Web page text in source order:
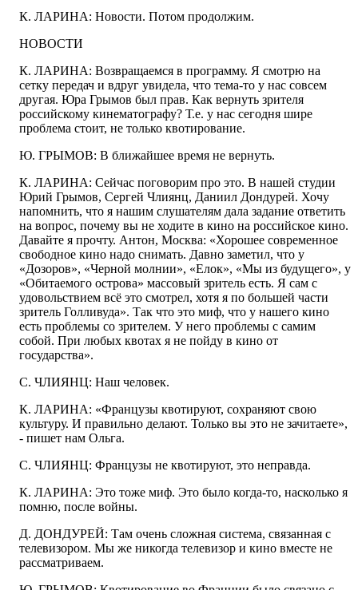
К. ЛАРИНА: Новости. Потом продолжим.
НОВОСТИ
К. ЛАРИНА: Возвращаемся в программу. Я смотрю на
сетку передач и вдруг увидела, что тема-то у нас совсем
другая. Юра Грымов был прав. Как вернуть зрителя
российскому кинематографу? Т.е. у нас сегодня шире
проблема стоит, не только квотирование.
Ю. ГРЫМОВ: В ближайшее время не вернуть.
К. ЛАРИНА: Сейчас поговорим про это. В нашей студии
Юрий Грымов, Сергей Члиянц, Даниил Дондурей. Хочу
напомнить, что я нашим слушателям дала задание ответить
на вопрос, почему вы не ходите в кино на российское кино.
Давайте я прочту. Антон, Москва: «Хорошее современное
свободное кино надо снимать. Давно заметил, что у
«Дозоров», «Черной молнии», «Елок», «Мы из будущего», у
«Обитаемого острова» массовый зритель есть. Я сам с
удовольствием всё это смотрел, хотя я по большей части
зритель Голливуда». Так что это миф, что у нашего кино
есть проблемы со зрителем. У него проблемы с самим
собой. При любых квотах я не пойду в кино от
государства».
С. ЧЛИЯНЦ: Наш человек.
К. ЛАРИНА: «Французы квотируют, сохраняют свою
культуру. И правильно делают. Только вы это не зачитаете»,
- пишет нам Ольга.
С. ЧЛИЯНЦ: Французы не квотируют, это неправда.
К. ЛАРИНА: Это тоже миф. Это было когда-то, насколько я
помню, после войны.
Д. ДОНДУРЕЙ: Там очень сложная система, связанная с
телевизором. Мы же никогда телевизор и кино вместе не
рассматриваем.